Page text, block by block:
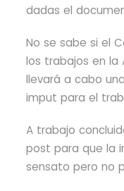
dadas el
No se sabe si el
los trabajos en la
llevará a cabo
imput para el
A trabajo
post para que la
sensato pero no